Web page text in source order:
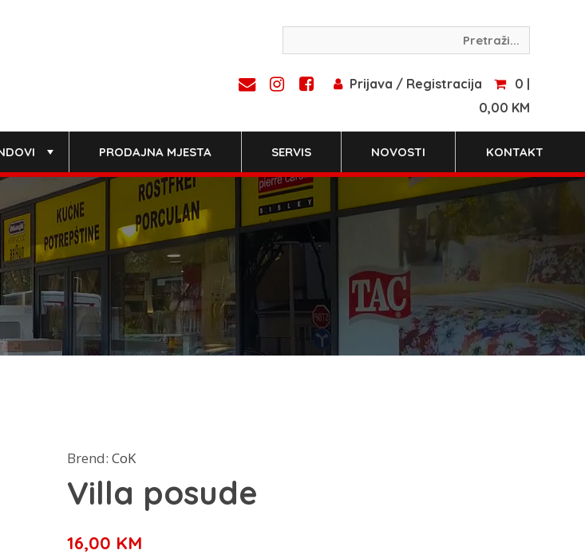
Prijava / Registracija
0 |
0,00 KM
PRODAJNA MJESTA SERVIS NOVOSTI KONTAKT
Brend: CoK
Villa posude
16,00 KM